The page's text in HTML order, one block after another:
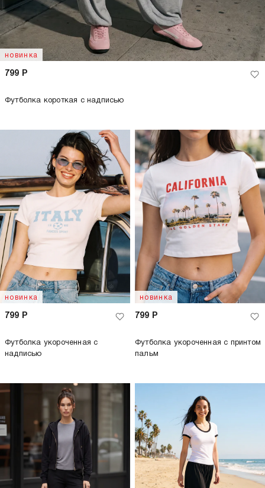
новинка
799 Р
Футболка короткая с надписью
новинка
799 Р
Футболка укороченная с
надписью
новинка
799 Р
Футболка укороченная с принтом
пальм